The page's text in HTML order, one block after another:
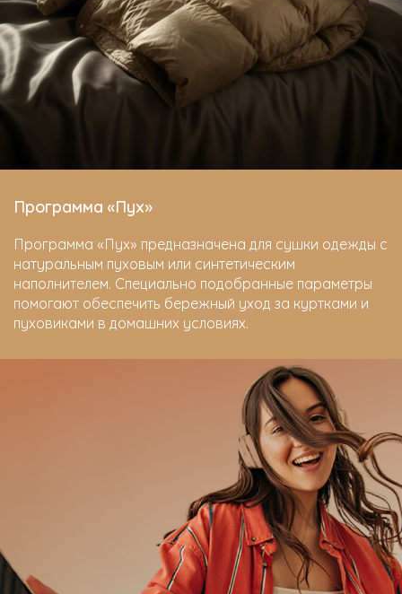
Программа «Пух»
Программа «Пух» предназначена для сушки одежды с
натуральным пуховым или синтетическим
наполнителем. Специально подобранные параметры
помогают обеспечить бережный уход за куртками и
пуховиками в домашних условиях.